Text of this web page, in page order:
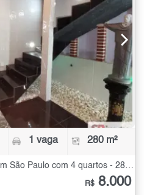
1 vaga 280 m²
Sobrado para Alugar no Jardim São Paulo com 4 quartos - 280 m²
R$ 8.000